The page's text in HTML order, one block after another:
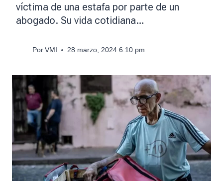
víctima de una estafa por parte de un
abogado. Su vida cotidiana…
Por VMI 28 marzo, 2024 6:10 pm